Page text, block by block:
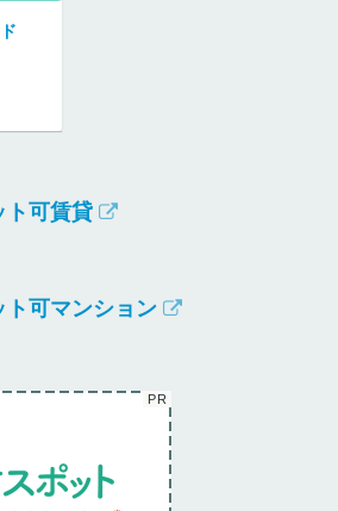
ト可賃貸
可マンション